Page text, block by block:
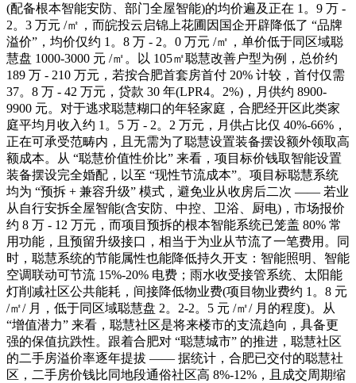
(配备根本智能安防、部门全屋智能)的均价遍及正在 1。9 万 -
2。3 万元 /㎡，而皖投云启锦上花圃因国企开辟降低了 “品牌
溢价”，均价仅约 1。8 万 - 2。0 万元 /㎡，单价低于同区域聪
慧盘 1000-3000 元 /㎡。以 105㎡聪慧改善户型为例，总价约
189 万 - 210 万元，若按合肥首套房首付 20% 计较，首付仅需
37。8 万 - 42 万元，贷款 30 年(LPR4。2%)，月供约 8900-
9900 元。对于逃求聪慧糊口的年轻家庭，合肥经开区此类家
庭平均月收入约 1。5 万 - 2。2 万元，月供占比仅 40%-66%，
正在可承受范畴内，且无需为了聪慧设置装备摆设额外领取高
额成本。从 “聪慧价值性价比” 来看，项目标价钱取智能设置
装备摆设完全婚配，以至 “现性节流成本”。项目标聪慧系统
均为 “预拆 + 兼容升级” 模式，避免业从收房后二次 —— 若业
从自行安拆全屋智能(含安防、中控、卫浴、厨电)，市场报价
约 8 万 - 12 万元，而项目预拆的根本智能系统已笼盖 80% 常
用功能，且预留升级接口，相当于为业从节流了一笔费用。同
时，聪慧系统的节能属性也能降低持久开支：智能照明、智能
空调联动可节流 15%-20% 电费；雨水收受接管系统、太阳能
灯削减社区公共能耗，间接降低物业费(项目物业费约 1。8 元
/㎡/ 月，低于同区域聪慧盘 2。2-2。5 元 /㎡/ 月的程度)。从
“增值潜力” 来看，聪慧社区是将来楼市的支流趋向，具备更
强的保值抗跌性。跟着合肥对 “聪慧城市” 的推进，聪慧社区
的二手房溢价率逐年提拔 —— 据统计，合肥已交付的聪慧社
区，二手房价钱比同地段通俗社区高 8%-12%，且成交周期缩